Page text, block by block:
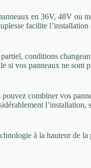
en 36V, 48V ou
facilite
conditions
si vos panneaux ne sont
pouvez combiner vos
l’installation,
à la hauteur de la